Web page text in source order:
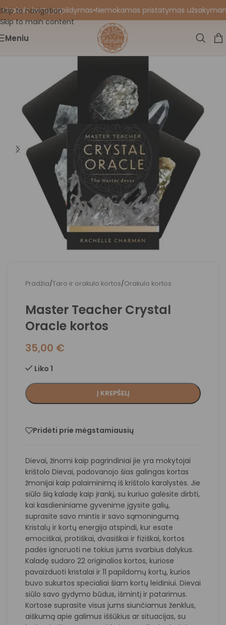
Skip to navigation
Skip to main content
kortų papildymas•Nemokamas pristatymas
Meniu
Pradžia/Taro ir orakulo kortos/Orakulo kortos
Master Teacher Crystal
Oracle kortos
35,00 €
Liko 1
Į KREPŠELĮ
Pridėti prie mėgstamiausių
Dievai, žinomi kaip pagrindiniai jie yra mokytojai
krištolo Dievai, padovanojo šias galingas kortas
žmonijai kaip palaiminimą iš krištolo karalystės. Jie
siūlo šią kaladę kaip įrankį, su kuriuo galėsite dirbti,
kai kasdieniniame gyvenime įgysite galių,
suprasite savo mintis ir savo sąmoningumą.
Kristalų ir kortų energija atspindi, kur esate
emociškai, protiškai, dvasiškai ir fiziškai, kortos
padės ignoruoti ne tokius jums svarbius dalykus.
Kaladę sudaro 22 originalios kortos, kuriose
pavaizduoti kristalai ir 11 papildomų kortų, kurios
buvo sukurtos specialiai šiam kortų leidiniui. Dievai
siūlo savo gydymo būdus, išmintį ir patarimus.
Kortose suprasite visus jums siunčiamus ženklus,
aiškumą apie galimus iššūkius ar situacijas, su